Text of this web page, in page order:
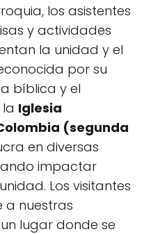
los asistentes
y actividades
la unidad y el
por su
bíblica y el
Iglesia
(segunda
en diversas
impactar
Los visitantes
a nuestras
lugar donde se